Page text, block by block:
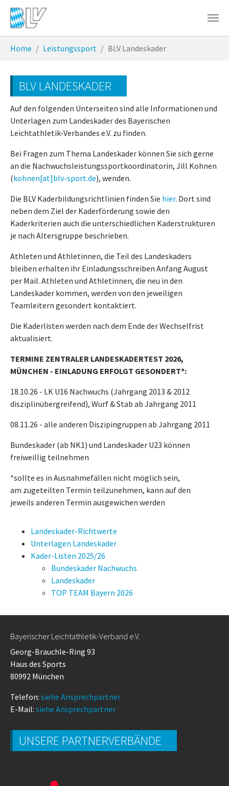
Zum Hauptinhalt springen
Home Leistungssport BLV Landeskader
BLV LANDESKADER
Auf den folgenden Unterseiten sind alle Informationen und
Unterlagen zum Landeskader des Bayerischen
Leichtathletik-Verbandes e.V. zu finden.
Bei Fragen zum Thema Landeskader können Sie sich gerne
an die Nachwuchsleistungssportkoordinatorin, Jill Kohnen
(kohnen[at]blv-sport.de), wenden.
Die BLV Kaderbildungsrichtlinien finden Sie hier. Dort sind
neben dem Ziel der Kaderförderung sowie den
Kaderkriterien auch die unterschiedlichen Kaderstrukturen
je nach Altersgruppe beschrieben.
Athleten und Athletinnen, die Teil des Landeskaders
bleiben erhalten ihr Einladungsschreiben Anfang August
per Mail. Athleten und Athletinnen, die neu in den
Landeskader kommen, werden von den jeweiligen
Teamleitern gesondert kontaktiert.
Die Kaderlisten werden nach dem Ende der Wechselfrist
aktualisiert.
TERMINE ZENTRALER LANDESKADERTEST 2026,
MÜNCHEN - EINLADUNG ERFOLGT GESONDERT*:
18.10.26 - LK U16 Nachwuchs (Jahrgang 2013 & 2012
disziplinübergreifend), Wurf & Stab ab Jahrgang 2011
08.11.26 - alle anderen Diszipingruppen ab Jahrgang 2011
Bundeskader (ab NK1) und Landeskader U23 können
freiweillig teilnehmen
*sollte es in Ausnahmefällen nicht möglich sein,
am zugeteilten Termin teilzunehmen, kann auf den
jeweils anderen Termin ausgewichen werden
Landeskader-Richtwerte
Unterlagen Landeskader
Kader-Listen 2025/26
Bundeskader Nachwuchs
Landeskader
TOP TEAM Bayern 2026
Bayerischer Leichtathletik-Verband e.V.
Georg-Brauchle-Ring 93
Haus des Sports
80992 München
Telefon: siehe Ansprechpartner
E-Mail: siehe Ansprechpartner
UNSERE PARTNERVERBÄNDE